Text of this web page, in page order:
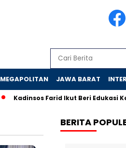
MEGAPOLITAN JAWA BARAT
Kadinsos Farid Ikut Beri Edukasi
BERITA